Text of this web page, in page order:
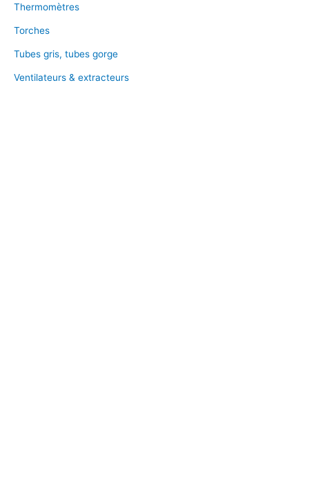
Thermomètres
Torches
Tubes gris, tubes gorge
Ventilateurs & extracteurs